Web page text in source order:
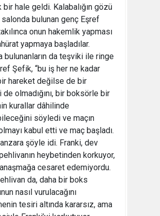
bir hale geldi. Kalabalığın gözü
salonda bulunan genç Eşref
onun hakemlik yapması
yapmaya başladılar.
bulunanların da teşviki ile ringe
Şefik, “bu iş her ne kadar
hareket değilse de bir
olmadığını, bir boksörle bir
kurallar dâhilinde
söyledi ve maçın
kabul etti ve maç başladı.
şöyle idi. Franki, dev
heybetinden korkuyor,
cesaret edemiyordu.
da, daha bir boks
nasıl vurulacağını
tesiri altında kararsız, ama